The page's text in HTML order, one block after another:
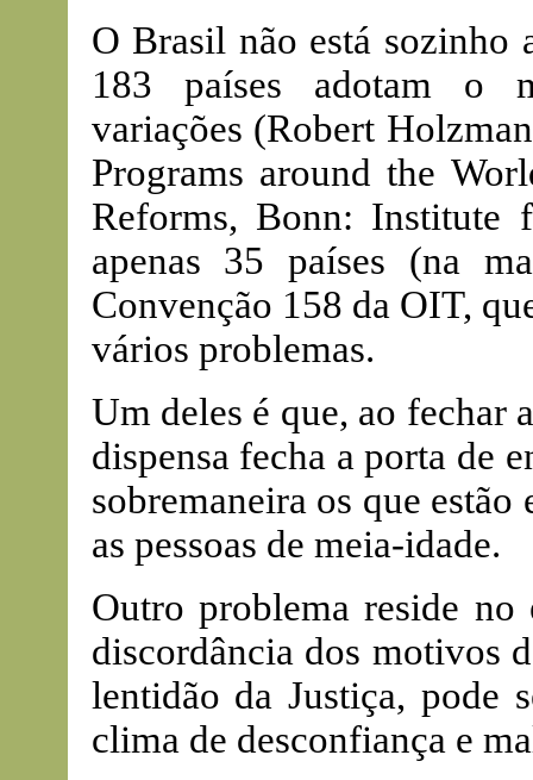
O Brasil não está sozinho
183 países adotam o
variações (Robert
Programs around the
Reforms, Bonn:
apenas 35 países (na
Convenção 158 da OIT,
vários problemas.
Um deles é que, ao fechar
dispensa fecha a porta de
sobremaneira os que
as pessoas de meia-idade.
Outro problema reside
discordância dos motivos
lentidão da Justiça, pode
clima de desconfiança e